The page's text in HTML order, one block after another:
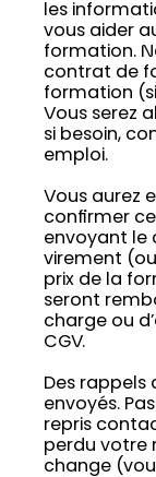
les
vous aider
formation.
contrat de
formation
Vous serez
si besoin,
emploi.
Vous aurez
confirmer
envoyant le
virement
prix de la
seront
charge ou
CGV.
Des
envoyés.
repris
perdu votre
change